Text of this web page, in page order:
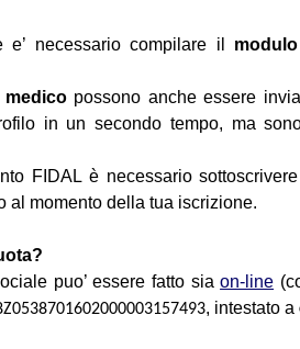
e’ necessario compilare il
medicopossono anche essere
in un secondo tempo, ma
FIDAL è necessario
al momento della tua iscrizione.
puo’ essere fatto siaon-line
, intestato a